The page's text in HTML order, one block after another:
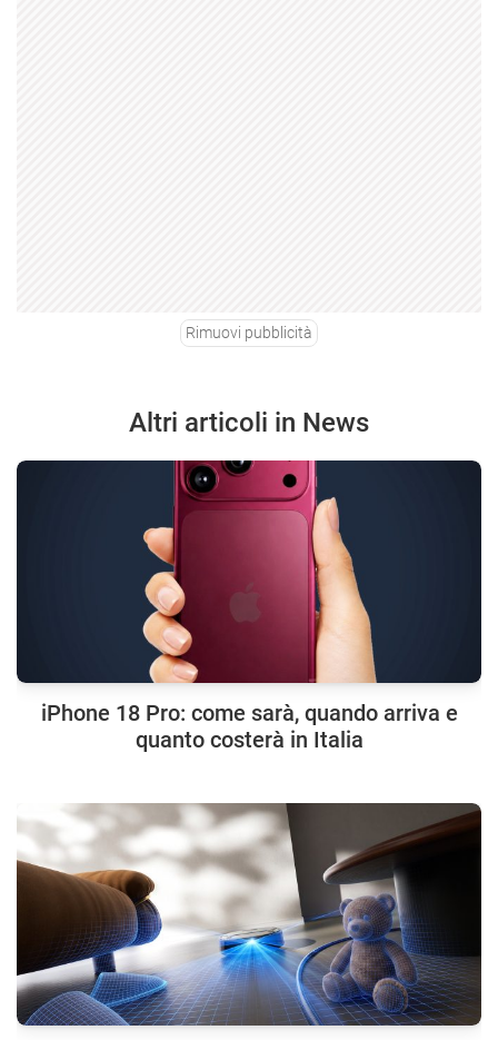
Rimuovi pubblicità
Altri articoli in News
iPhone 18 Pro: come sarà, quando arriva e
quanto costerà in Italia